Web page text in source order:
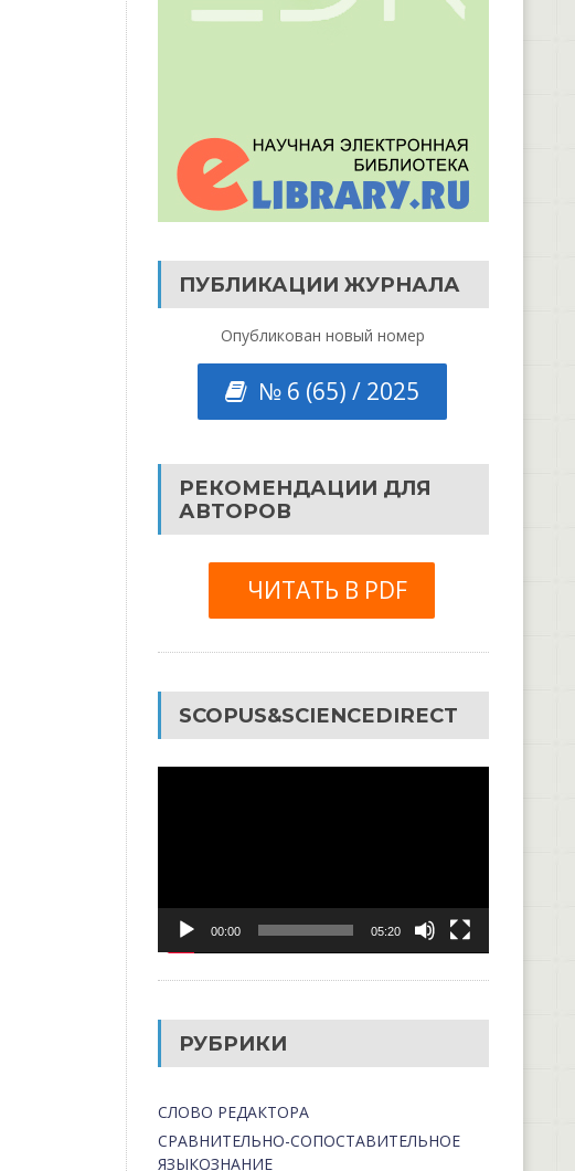
ПУБЛИКАЦИИ ЖУРНАЛА
Опубликован новый номер
№ 6 (65) / 2025
РЕКОМЕНДАЦИИ ДЛЯ
АВТОРОВ
ЧИТАТЬ В PDF
SCOPUS&SCIENCEDIRECT
00:00 05:20
РУБРИКИ
СЛОВО РЕДАКТОРА
СРАВНИТЕЛЬНО-СОПОСТАВИТЕЛЬНОЕ
ЯЗЫКОЗНАНИЕ